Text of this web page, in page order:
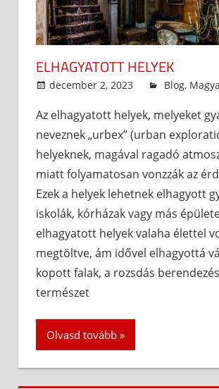
ELHAGYATOTT HELYEK
december 2, 2023 admin
Blog,
Az elhagyatott helyek, melyeket
neveznek „urbex” (urban
helyeknek, magával ragadó
miatt folyamatosan vonzzák az
Ezek a helyek lehetnek elhagyott
iskolák, kórházak vagy más
elhagyatott helyek valaha élettel
megtöltve, ám idővel elhagyottá
kopott falak, a rozsdás
természet
Olvasd tovább